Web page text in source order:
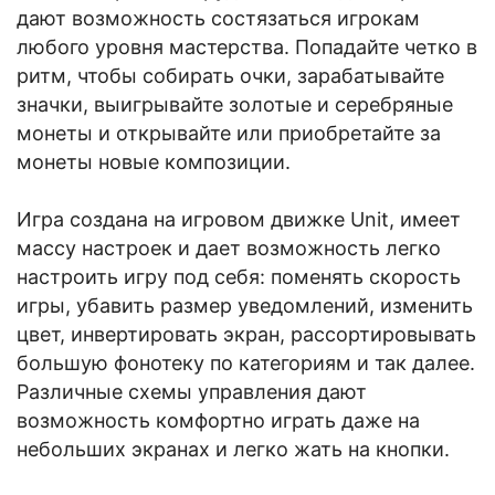
дают возможность состязаться игрокам
любого уровня мастерства. Попадайте четко в
ритм, чтобы собирать очки, зарабатывайте
значки, выигрывайте золотые и серебряные
монеты и открывайте или приобретайте за
монеты новые композиции.
Игра создана на игровом движке Unit, имеет
массу настроек и дает возможность легко
настроить игру под себя: поменять скорость
игры, убавить размер уведомлений, изменить
цвет, инвертировать экран, рассортировывать
большую фонотеку по категориям и так далее.
Различные схемы управления дают
возможность комфортно играть даже на
небольших экранах и легко жать на кнопки.